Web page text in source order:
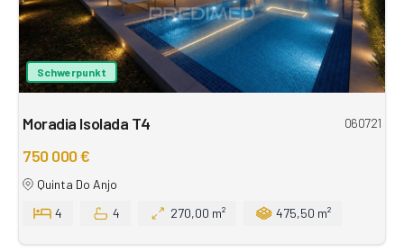
Schwerpunkt
Moradia Isolada T4 060721
750 000 €
Quinta Do Anjo
4
4 270,00 m² 475,50 m²